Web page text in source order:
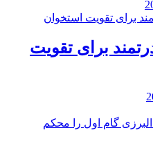
برای تقویت